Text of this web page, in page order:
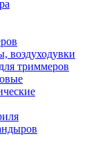
воздуходувки
триммеров